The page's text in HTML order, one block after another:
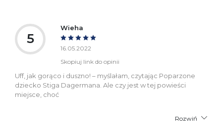
5
Wieha
16.05.2022
Skopiuj link do opinii
Uff, jak gorąco i duszno! – myślałam, czytając Poparzone
dziecko Stiga Dagermana. Ale czy jest w tej powieści
miejsce, choć
Rozwiń